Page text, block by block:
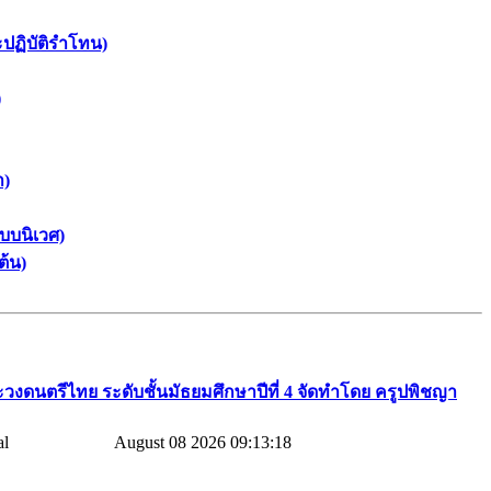
ฏิบัติรำโทน)
)
บนิเวศ)
น)
วงดนตรีไทย​ ระดับชั้นมัธยมศึกษาปีที่​ 4​ จัดทำโดย​ ครูปพิชญา​
August 08 2026 09:13:18